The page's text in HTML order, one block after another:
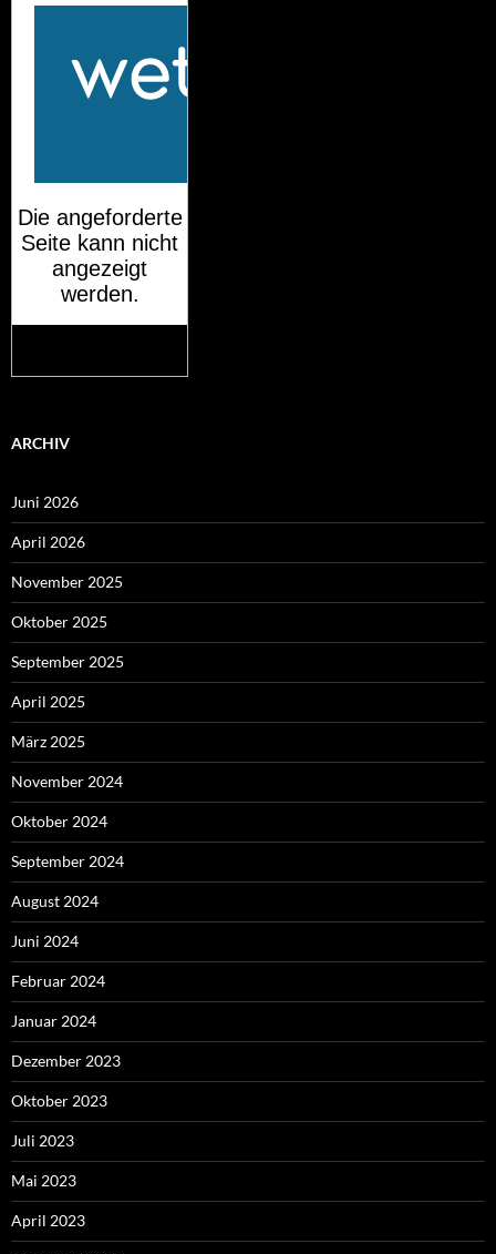
ARCHIV
Juni 2026
April 2026
November 2025
Oktober 2025
September 2025
April 2025
März 2025
November 2024
Oktober 2024
September 2024
August 2024
Juni 2024
Februar 2024
Januar 2024
Dezember 2023
Oktober 2023
Juli 2023
Mai 2023
April 2023